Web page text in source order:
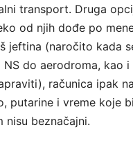
transport. Druga
od njih dođe po
jeftina (naročito kada
do aerodroma, kao
računica ipak
putarine i vreme koje
nisu beznačajni.